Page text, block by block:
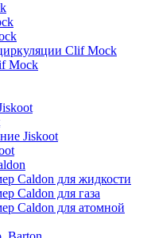
Clif Mock
Mock
Jiskoot
Caldon для жидкости
Caldon для газа
Caldon для атомной